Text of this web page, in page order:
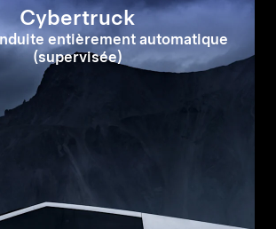
Cybertruck
entièrement automatique
(supervisée)